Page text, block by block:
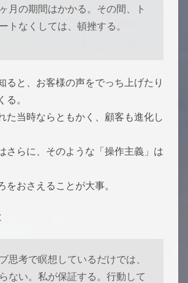
月の期間はかかる。その間、ト
トなくしては、頓挫する。
ると、お客様の声をでっち上げたり
る。
た当時ならともかく、顧客も進化し
さらに、そのような「操作主義」は
をおさえることが大事。
思考で瞑想しているだけでは、
ない。私が保証する。行動して